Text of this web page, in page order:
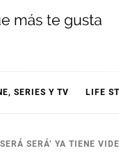
SERIES Y TV LIFE
SERÁ’ YA TIENE